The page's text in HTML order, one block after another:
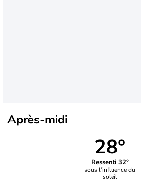
Après-midi
28°
Ressenti 32°
sous l’influence du
soleil